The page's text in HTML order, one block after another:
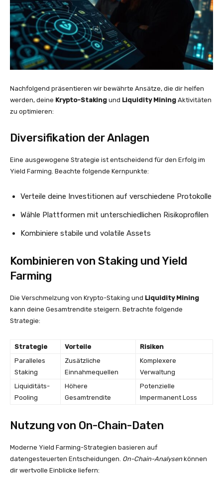
Nachfolgend präsentieren wir bewährte Ansätze, die dir helfen
werden, deine Krypto-Staking und Liquidity Mining Aktivitäten
zu optimieren:
Diversifikation der Anlagen
Eine ausgewogene Strategie ist entscheidend für den Erfolg im
Yield Farming. Beachte folgende Kernpunkte:
Verteile deine Investitionen auf verschiedene Protokolle
Wähle Plattformen mit unterschiedlichen Risikoprofilen
Kombiniere stabile und volatile Assets
Kombinieren von Staking und Yield
Farming
Die Verschmelzung von Krypto-Staking und Liquidity Mining
kann deine Gesamtrendite steigern. Betrachte folgende
Strategie:
Strategie Vorteile
Risiken
Paralleles
Staking
Zusätzliche
Einnahmequellen
Komplexere
Verwaltung
Liquiditäts-
Pooling
Höhere
Gesamtrendite
Potenzielle
Impermanent Loss
Nutzung von On-Chain-Daten
Moderne Yield Farming-Strategien basieren auf
datengesteuerten Entscheidungen. On-Chain-Analysen können
dir wertvolle Einblicke liefern: